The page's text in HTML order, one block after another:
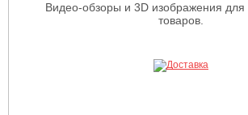
Видео-обзоры и 3D изображения для
товаров.